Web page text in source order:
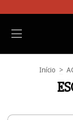
Início >